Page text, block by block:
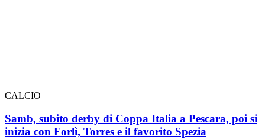
CALCIO
Samb, subito derby di Coppa Italia a Pescara, poi si
inizia con Forlì, Torres e il favorito Spezia